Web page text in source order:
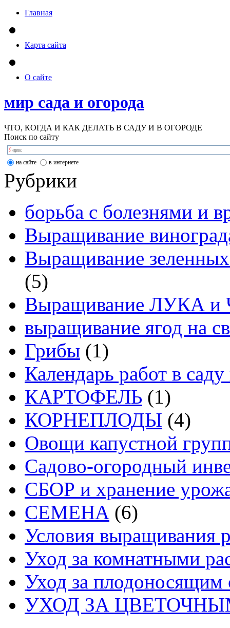
Главная
Карта сайта
О сайте
мир сада и огорода
ЧТО, КОГДА И КАК ДЕЛАТЬ В САДУ И В ОГОРОДЕ
Поиск по сайту
на сайте в интернете
Рубрики
борьба с болезнями и
Выращивание
Выращивание
(5)
Выращивание ЛУКА
выращивание ягод на
Грибы (1)
Календарь работ в
КАРТОФЕЛЬ (1)
КОРНЕПЛОДЫ (4)
Овощи капустной
Садово-огородный
СБОР и хранение
СЕМЕНА (6)
Условия выращивания
Уход за комнатными
Уход за плодоносящим
УХОД ЗА